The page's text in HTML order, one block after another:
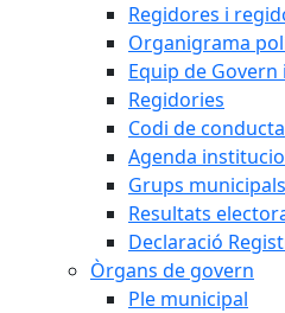
Regidores i
Organigrama
Equip de
Regidories
Codi de conducta
Agenda
Grups municipals
Resultats
Declaració
Òrgans de govern
Ple municipal